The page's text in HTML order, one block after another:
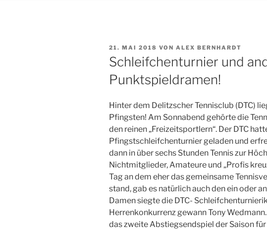
VERÖFFENTLICHT
AM
21. MAI 2018 VON ALEX BERNHARDT
Schleifchenturnier und
Punktspieldramen!
Hinter dem Delitzscher Tennisclub (DTC)
Pfingsten! Am Sonnabend gehörte die
den reinen „Freizeitsportlern“. Der DTC
Pfingstschleifchenturnier geladen und
dann in über sechs Stunden Tennis zur
Nichtmitglieder, Amateure und „Profis
Tag an dem eher das gemeinsame
stand, gab es natürlich auch den ein oder
Damen siegte die DTC-
Herrenkonkurrenz gewann Tony
das zweite Abstiegsendspiel der Saison für